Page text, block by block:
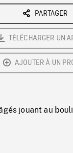
PARTAGER
TÉLÉCHARGER UN
AJOUTER À UN
jouant au